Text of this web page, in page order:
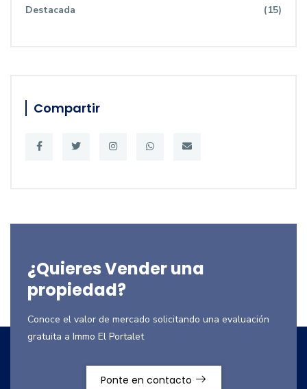
Destacada
(15)
Compartir
¿Quieres Vender una
propiedad?
Conoce el valor de mercado solicitando una evaluación
gratuita a Immo El Portalet
Ponte en contacto